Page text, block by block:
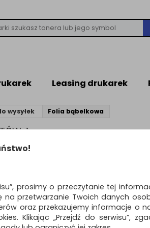
Leasing drukarek
wysyłek Folia bąbelkowa
1
lub przedmiotów będących w
prosimy o przeczytanie tej
przetwarzanie Twoich danych
oraz przekazujemy informacje o
Klikając „Przejdź do serwisu”,